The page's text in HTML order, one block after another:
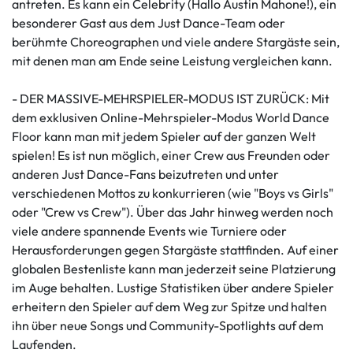
antreten. Es kann ein Celebrity (Hallo Austin Mahone!), ein
besonderer Gast aus dem Just Dance-Team oder
berühmte Choreographen und viele andere Stargäste sein,
mit denen man am Ende seine Leistung vergleichen kann.
- DER MASSIVE-MEHRSPIELER-MODUS IST ZURÜCK: Mit
dem exklusiven Online-Mehrspieler-Modus World Dance
Floor kann man mit jedem Spieler auf der ganzen Welt
spielen! Es ist nun möglich, einer Crew aus Freunden oder
anderen Just Dance-Fans beizutreten und unter
verschiedenen Mottos zu konkurrieren (wie "Boys vs Girls"
oder "Crew vs Crew"). Über das Jahr hinweg werden noch
viele andere spannende Events wie Turniere oder
Herausforderungen gegen Stargäste stattfinden. Auf einer
globalen Bestenliste kann man jederzeit seine Platzierung
im Auge behalten. Lustige Statistiken über andere Spieler
erheitern den Spieler auf dem Weg zur Spitze und halten
ihn über neue Songs und Community-Spotlights auf dem
Laufenden.